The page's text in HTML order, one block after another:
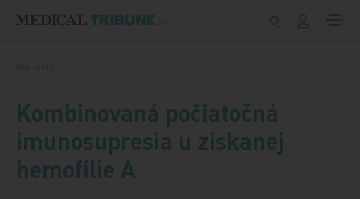
Kombinovaná počiatočná
imunosupresia u získanej
hemofílie A